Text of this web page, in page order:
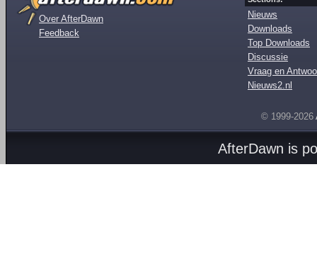
Over AfterDawn
Feedback
Nieuws
Downloads
Top Downloads
Discussie
Vraag en
Nieuws2.nl
© 1999-2026
AfterDawn is